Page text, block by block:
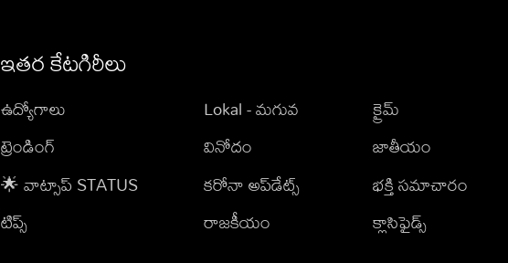
ఇతర కేటగిరీలు
ఉద్యోగాలు
ట్రెండింగ్
🌟 వాట్సాప్ STATUS
టిప్స్
Lokal - మగువ
వినోదం
కరోనా అప్‌డేట్స్
రాజకీయం
క్రైమ్
జాతీయం
భక్తి సమాచారం
క్లాసిఫైడ్స్